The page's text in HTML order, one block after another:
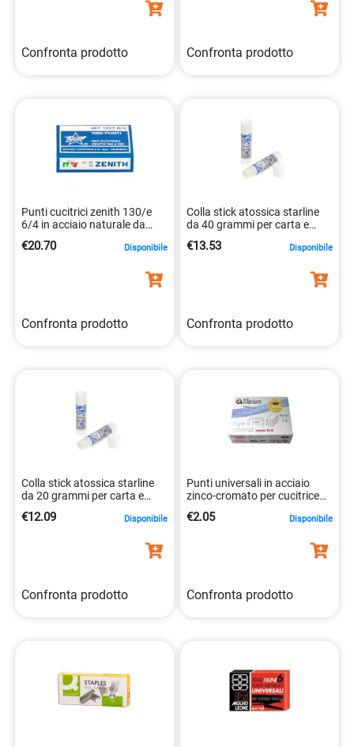
Confronta prodotto Confronta prodotto
Punti cucitrici zenith 130/e
6/4 in acciaio naturale da
€20.70 Disponibile
Confronta prodotto
Colla stick atossica starline
da 40 grammi per carta e
€13.53 Disponibile
Confronta prodotto
Colla stick atossica starline
da 20 grammi per carta e
€12.09 Disponibile
Confronta prodotto
Punti universali in acciaio
zinco-cromato per cucitrice
€2.05 Disponibile
Confronta prodotto